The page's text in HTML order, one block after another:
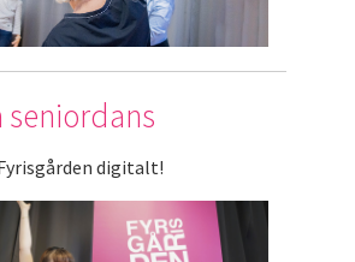
seniordans
digitalt!